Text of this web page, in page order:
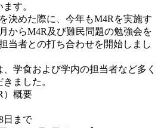
す。
決めた際に、今年もM4Rを実施す
からM4R及び難民問題の勉強会を
当者との打ち合わせを開始しまし
、学食および学内の担当者など多く
ました。
）概要
日まで